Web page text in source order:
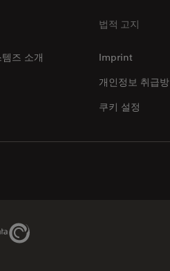
즈 소개
법적 고지
Imprint
개인정보 취급
쿠키 설정
Genedata Link